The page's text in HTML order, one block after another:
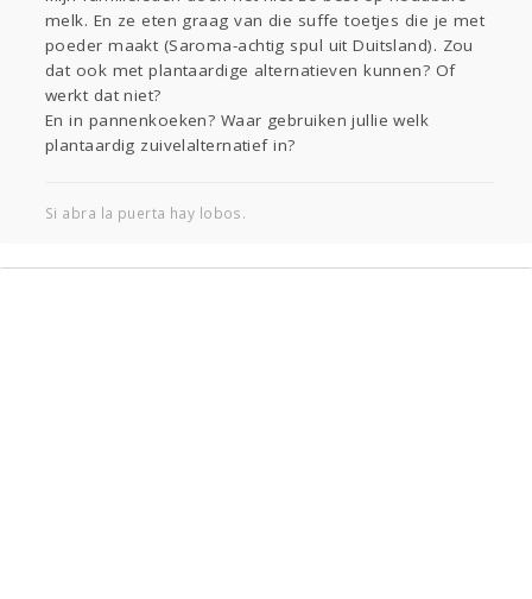
Gevraagd
Horen Doen
Zien
Lezen
melk. En ze eten graag van die suffe toetjes die je met
poeder maakt (Saroma-achtig spul uit Duitsland). Zou
dat ook met plantaardige alternatieven kunnen? Of
werkt dat niet?
En in pannenkoeken? Waar gebruiken jullie welk
plantaardig zuivelalternatief in?
Si abra la puerta hay lobos.